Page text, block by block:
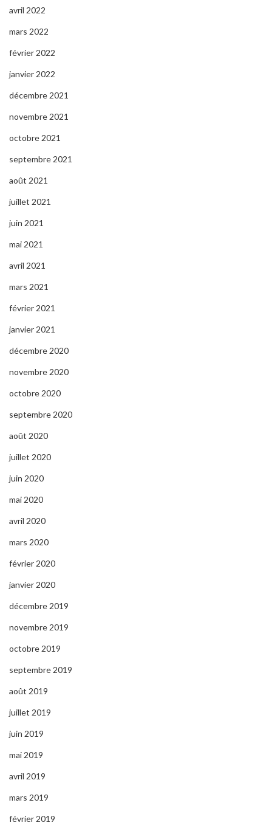
avril 2022
mars 2022
février 2022
janvier 2022
décembre 2021
novembre 2021
octobre 2021
septembre 2021
août 2021
juillet 2021
juin 2021
mai 2021
avril 2021
mars 2021
février 2021
janvier 2021
décembre 2020
novembre 2020
octobre 2020
septembre 2020
août 2020
juillet 2020
juin 2020
mai 2020
avril 2020
mars 2020
février 2020
janvier 2020
décembre 2019
novembre 2019
octobre 2019
septembre 2019
août 2019
juillet 2019
juin 2019
mai 2019
avril 2019
mars 2019
février 2019